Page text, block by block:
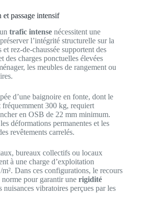
et passage intensif
trafic intense nécessitent une
l’intégrité structurelle sur la
rez-de-chaussée supportent des
des charges ponctuelles élevées
les meubles de rangement ou
d’une baignoire en fonte, dont le
fréquemment 300 kg, requiert
en OSB de 22 mm minimum.
déformations permanentes et les
revêtements carrelés.
bureaux collectifs ou locaux
à une charge d’exploitation
Dans ces configurations, le recours
pour garantir une rigidité
nuisances vibratoires perçues par les